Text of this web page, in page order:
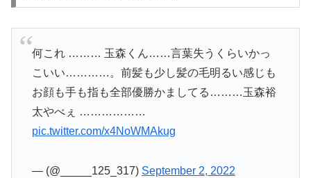
何これ ……… 玉森くん……言葉失うくらいかっ
こいい…………。前髪も少し髪の毛明るい感じも
お顔も手も指も全部優勝かましてる………玉森裕
太やべぇ ………………
pic.twitter.com/x4NoWMAkug
— (@_____125_317) September 2, 2022